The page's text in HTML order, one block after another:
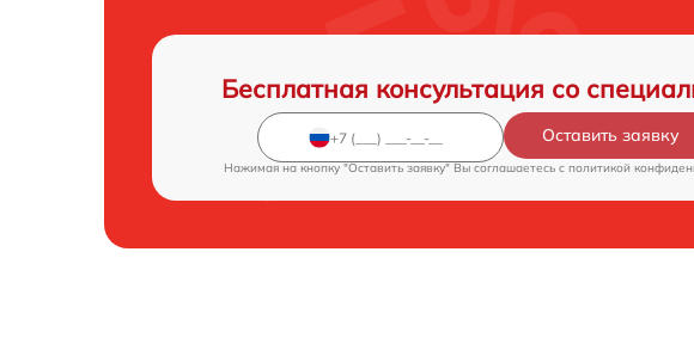
Бесплатная консультация со
Оставить заявку
Нажимая на кнопку "Оставить заявку" Вы соглашаетесь c политикой